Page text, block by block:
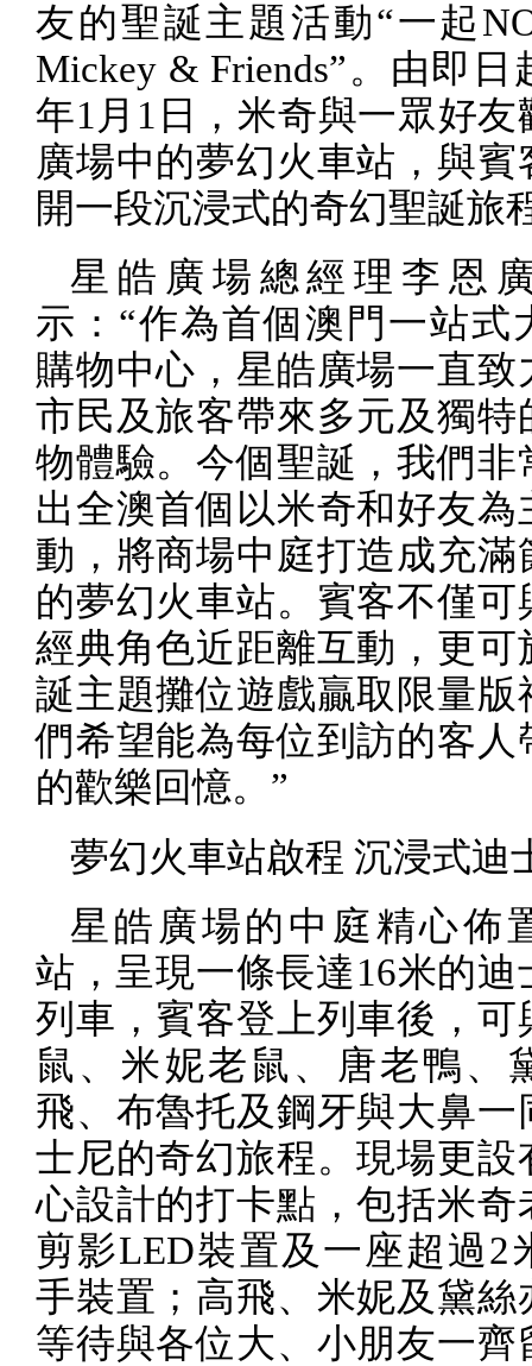
友的聖誕主題活動“一起
Mickey & Friends”。由即日
年1 月 1 日，米奇與一眾好友
廣場中的夢幻火車站，與賓
開一段沉浸式的奇幻聖誕旅
星皓廣場總經理李恩
示：“作為首個澳門一站式
購物中心，星皓廣場一直致
市民及旅客帶來多元及獨特
物體驗。今個聖誕，我們非
出全澳首個以米奇和好友為
動，將商場中庭打造成充滿
的夢幻火車站。賓客不僅可
經典角色近距離互動，更可
誕主題攤位遊戲贏取限量版
們希望能為每位到訪的客人
的歡樂回憶。”
夢幻火車站啟程 沉浸式迪
星皓廣場的中庭精心佈
站，呈現一條長達16米的迪
列車，賓客登上列車後，可
鼠、米妮老鼠、唐老鴨、
飛、布魯托及鋼牙與大鼻一
士尼的奇幻旅程。現場更設
心設計的打卡點，包括米奇
剪影LED裝置及一座超過2
手裝置；高飛、米妮及黛絲
等待與各位大、小朋友一齊